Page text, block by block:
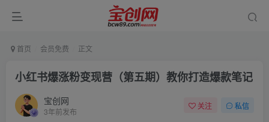
首页 会员免费 正文
小红书爆涨粉变现营（第五期）教你打造爆款笔记
宝创网
3年前发布
关注 私信